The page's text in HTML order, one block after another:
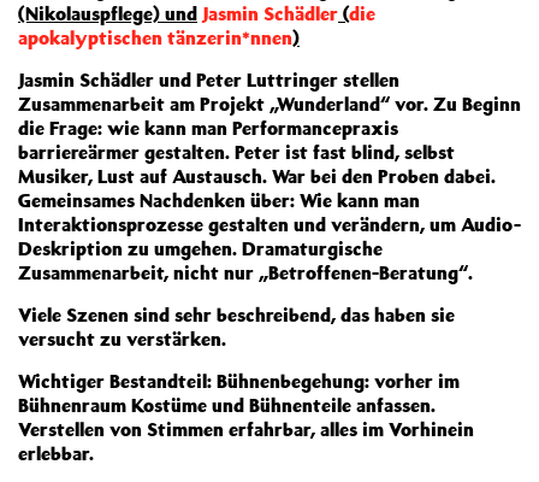
(Nikolauspflege) und Jasmin Schädler (die
apokalyptischen tänzerin*nnen)
Jasmin Schädler und Peter Luttringer stellen
Zusammenarbeit am Projekt „Wunderland“ vor. Zu Beginn
die Frage: wie kann man Performancepraxis
barriereärmer gestalten. Peter ist fast blind, selbst
Musiker, Lust auf Austausch. War bei den Proben dabei.
Gemeinsames Nachdenken über: Wie kann man
Interaktionsprozesse gestalten und verändern, um Audio-
Deskription zu umgehen. Dramaturgische
Zusammenarbeit, nicht nur „Betroffenen-Beratung“.
Viele Szenen sind sehr beschreibend, das haben sie
versucht zu verstärken.
Wichtiger Bestandteil: Bühnenbegehung: vorher im
Bühnenraum Kostüme und Bühnenteile anfassen.
Verstellen von Stimmen erfahrbar, alles im Vorhinein
erlebbar.